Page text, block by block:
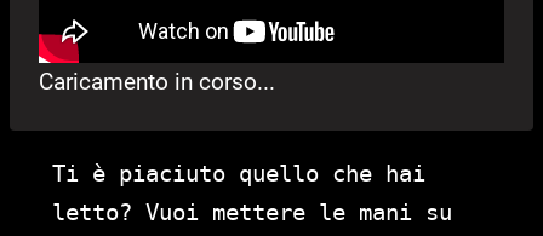
Caricamento in corso...
Ti è piaciuto quello che hai
letto? Vuoi mettere le mani su